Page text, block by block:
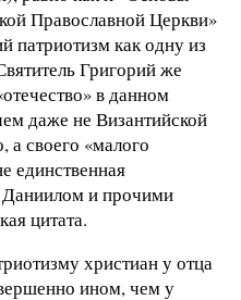
Православной Церкви»
патриотизм как одну из
Григорий же
в данном
даже не Византийской
а своего «малого
единственная
Даниилом и прочими
цитата.
христиан у отца
ином, чем у